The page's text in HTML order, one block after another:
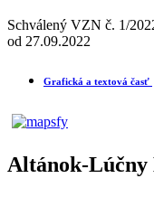
Schválený VZN č. 1/
od 27.09.2022
Grafická a textová časť
Altánok-